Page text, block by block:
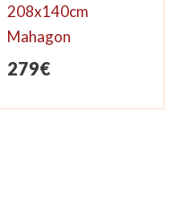
208x140cm
Mahagon
279€